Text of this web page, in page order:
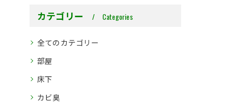
カテゴリー Categories
全てのカテゴリー
部屋
床下
カビ臭